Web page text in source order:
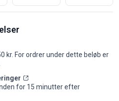
kr. For ordrer under dette beløb er
for 15 minutter efter